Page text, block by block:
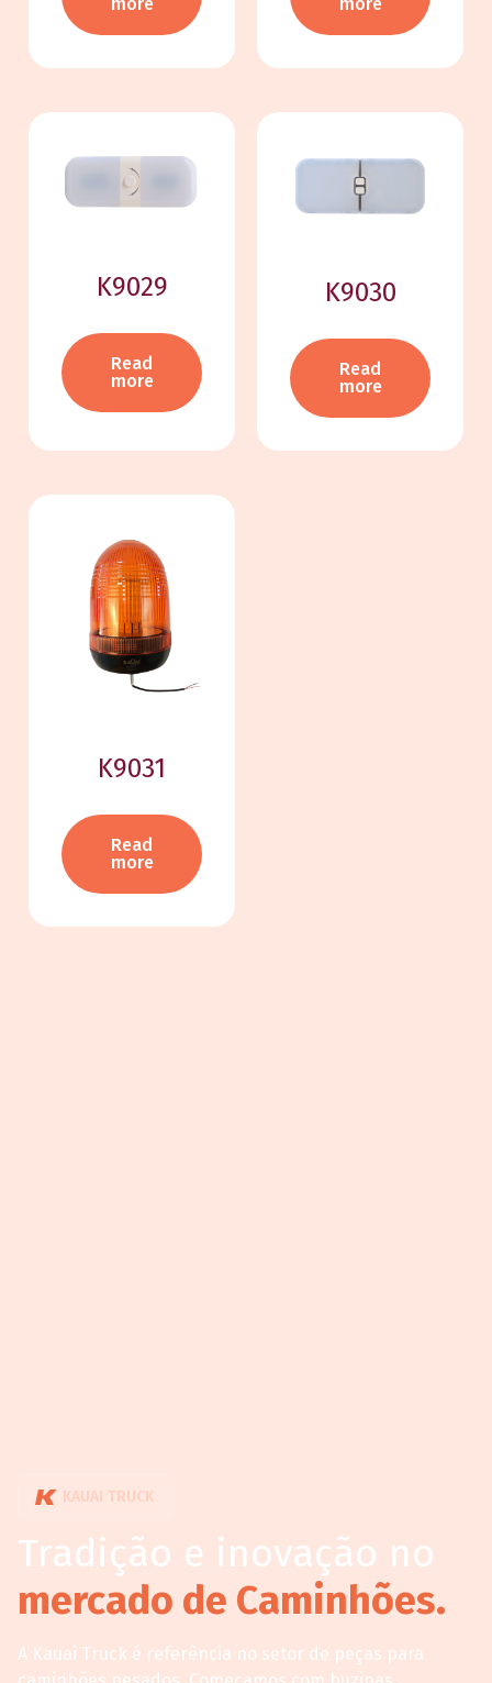
K9029
Read
more
K9030
Read
more
K9031
Read
more
KAUAI TRUCK
Tradição e inovação no
mercado de Caminhões.
A Kauai Truck é referência no setor de peças para